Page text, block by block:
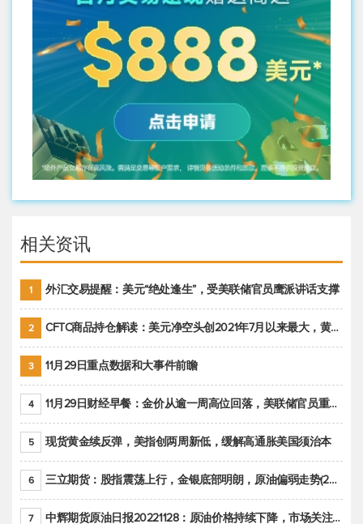
相关资讯
1 外汇交易提醒：美元“绝处逢生”，受美联储官员鹰派讲话支撑
2 CFTC商品持仓解读：美元净空头创2021年7月以来最大，黄金期货投机性净多头头寸减少
3 11月29日重点数据和大事件前瞻
4 11月29日财经早餐：金价从逾一周高位回落，美联储官员重申鹰派立场推动美元回升
5 现货黄金续反弹，美指创两周新低，缓解高通胀美国须治本
6 三立期货：股指震荡上行，金银底部明朗，原油偏弱走势(20221128收评)
7 中辉期货原油日报20221128：原油价格持续下降，市场关注OPEC+新一轮产能政策